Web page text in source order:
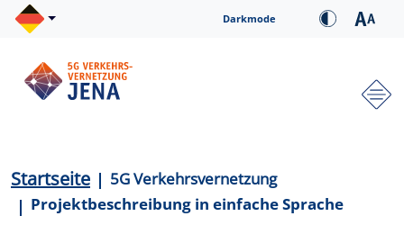
Direkt zum Inhalt Darkmode
Pfadnavigation
Startseite
5G Verkehrsvernetzung
Projektbeschreibung in einfache Sprache
Cookie-Einstellungen